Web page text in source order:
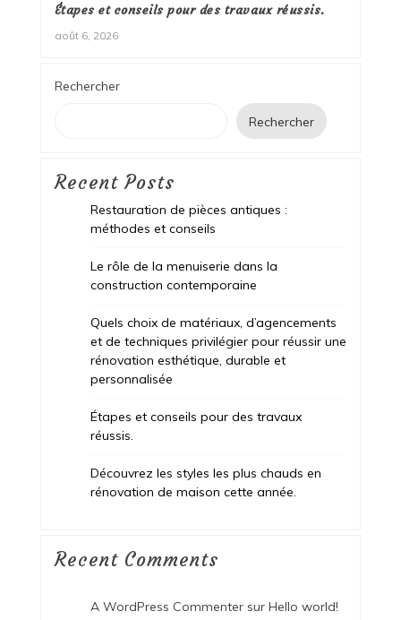
Étapes et conseils pour des travaux réussis.
août 6, 2026
Rechercher
Rechercher
Recent Posts
Restauration de pièces antiques :
méthodes et conseils
Le rôle de la menuiserie dans la
construction contemporaine
Quels choix de matériaux, d’agencements
et de techniques privilégier pour réussir une
rénovation esthétique, durable et
personnalisée
Étapes et conseils pour des travaux
réussis.
Découvrez les styles les plus chauds en
rénovation de maison cette année.
Recent Comments
A WordPress Commentersur Hello world!